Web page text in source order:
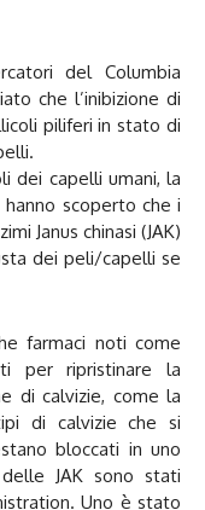
del Columbia
che l’inibizione di
piliferi in stato di
dei capelli umani, la
scoperto che i
Janus chinasi (JAK)
dei peli/capelli se
farmaci noti come
per ripristinare la
di calvizie, come la
di calvizie che si
bloccati in uno
JAK sono stati
Uno è stato